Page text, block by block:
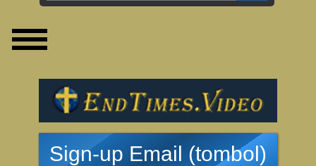
Sign-up Email (tombol)